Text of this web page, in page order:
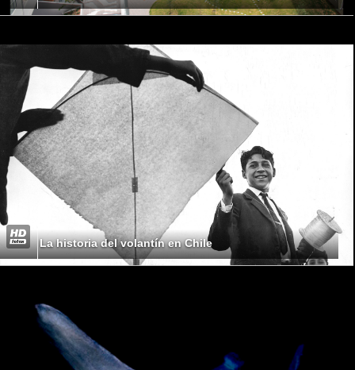
La historia del volantín en Chile